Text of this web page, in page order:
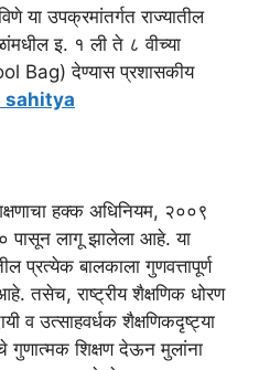
या उपक्रमांतर्गत राज्यातील
इ. १ ली ते ८ वीच्या
Bag) देण्यास प्रशासकीय
sahitya
हक्क अधिनियम, २००९
पासून लागू झालेला आहे. या
प्रत्येक बालकाला गुणवत्तापूर्ण
तसेच, राष्ट्रीय शैक्षणिक धोरण
व उत्साहवर्धक शैक्षणिकदृष्ट्या
गुणात्मक शिक्षण देऊन मुलांना